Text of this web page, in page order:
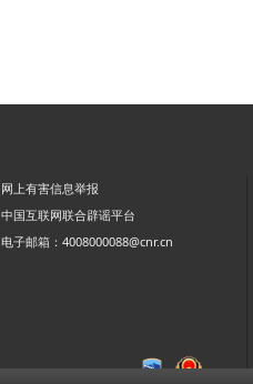
网上有害信息举报
中国互联网联合辟谣平台
电子邮箱：4008000088@cnr.cn